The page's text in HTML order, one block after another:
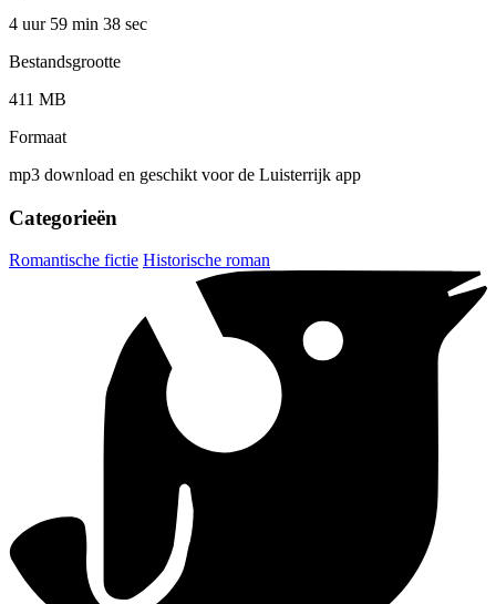
4 uur 59 min 38 sec
Bestandsgrootte
411 MB
Formaat
mp3 download en geschikt voor de Luisterrijk app
Categorieën
Romantische fictie Historische roman